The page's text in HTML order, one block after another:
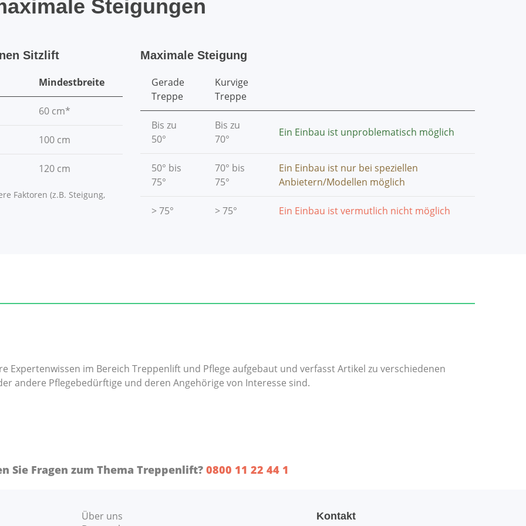
Steigungen
Sitzlift
Mindestbreite
60 cm*
100 cm
120 cm
Faktoren (z.B. Steigung,
Maximale Steigung
Gerade
Treppe
Kurvige
Treppe
Bis zu
50°
Bis zu
70°
Ein Einbau ist unproblematisch möglich
50° bis
75°
70° bis
75°
Ein Einbau ist nur bei speziellen
Anbietern/Modellen möglich
> 75° > 75° Ein Einbau ist vermutlich nicht möglich
Expertenwissen im Bereich Treppenlift und Pflege aufgebaut und verfasst Artikel zu verschiedenen
andere Pflegebedürftige und deren Angehörige von Interesse sind.
Sie Fragen zum Thema Treppenlift? 0800 11 22 44 1
Über uns
Kontakt